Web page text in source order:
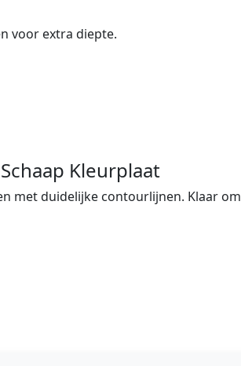
voor extra diepte.
Kleurplaat
met duidelijke contourlijnen. Klaar om